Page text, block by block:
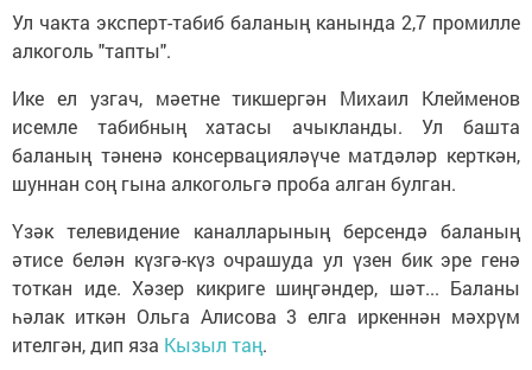
Ул чакта эксперт-табиб баланың канында 2,7 промилле
алкоголь "тапты".
Ике ел узгач, мәетне тикшергән Михаил Клейменов
исемле табибның хатасы ачыкланды. Ул башта
баланың тәненә консервацияләүче матдәләр керткән,
шуннан соң гына алкогольгә проба алган булган.
Үзәк телевидение каналларының берсендә баланың
әтисе белән күзгә-күз очрашуда ул үзен бик эре генә
тоткан иде. Хәзер кикриге шиңгәндер, шәт... Баланы
һәлак иткән Ольга Алисова 3 елга иркеннән мәхрүм
ителгән, дип яза Кызыл таң.